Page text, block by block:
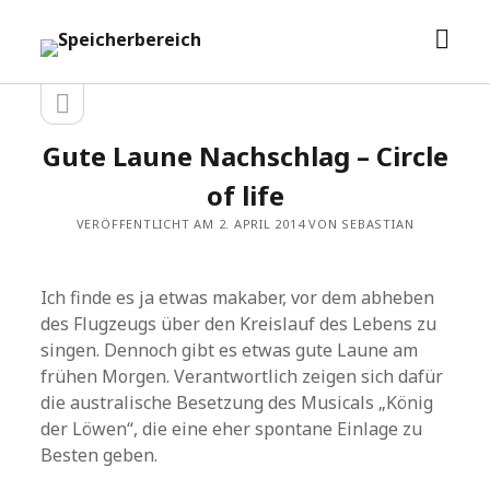
Speicherbereich
Seitenleiste
Seitenleiste
öffnen
Gute Laune Nachschlag – Circle
of life
VERÖFFENTLICHT AM 2. APRIL 2014 VON SEBASTIAN
Ich finde es ja etwas makaber, vor dem abheben
des Flugzeugs über den Kreislauf des Lebens zu
singen. Dennoch gibt es etwas gute Laune am
frühen Morgen. Verantwortlich zeigen sich dafür
die australische Besetzung des Musicals „König
der Löwen“, die eine eher spontane Einlage zu
Besten geben.